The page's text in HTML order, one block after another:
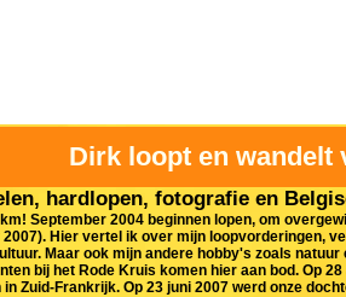
Dirk loopt en wandelt
hardlopen, fotografie en
September 2004 beginnen lopen, om
2007). Hier vertel ik over mijn loopvorderingen,
Maar ook mijn andere hobby's zoals
bij het Rode Kruis komen hier aan bod. Op
Zuid-Frankrijk. Op 23 juni 2007 werd onze